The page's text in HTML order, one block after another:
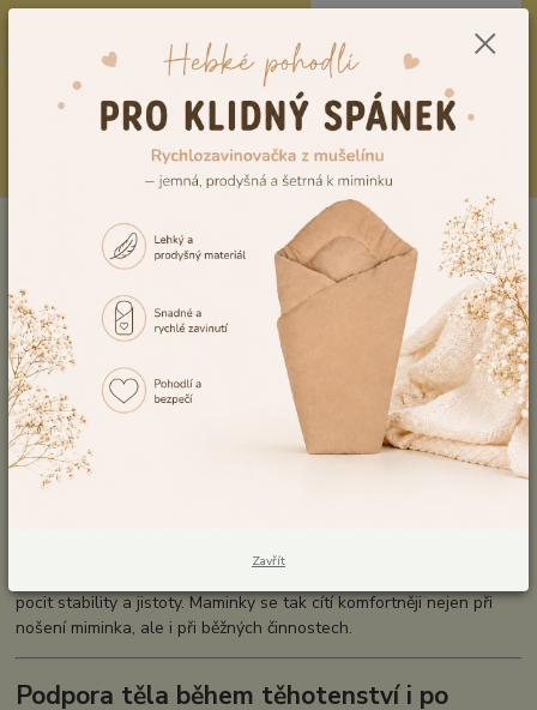
0,00 Kč
Těhotenské a mateřské potřeby
Mušelínové zavinovací šátky po
porodu a pro těhotné
Mušelínové zavinovací šátky pro
těhotné a po porodu
🤍 Jemné a pohodlné zavinovací šátky pro
období těhotenství i po porodu
Mušelínové zavinovací šátky pro těhotnéjsou skvělým
pomocníkem pro maminky během těhotenství i po porodu 🤰.
pocit stability a jistoty. Maminky se tak cítí komfortněji nejen při
nošení miminka, ale i při běžných činnostech.
Podpora těla během těhotenství i po
Zavřít